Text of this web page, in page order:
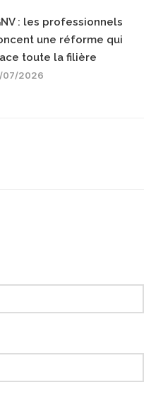
: les professionnels
une réforme qui
toute la filière
07/2026